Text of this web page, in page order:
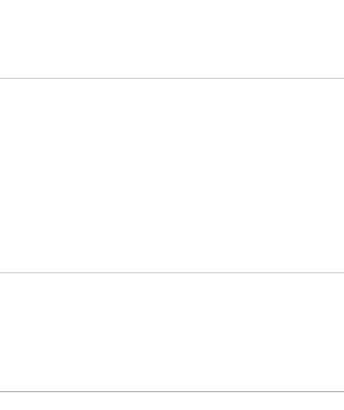
니 컴퓨터의 에뮬레이션 장치 등과 연결하여 이
라 보호됩니다. 원본에 있는 Nikon 저작권 통지
만들거나 타인에게 배포하거나 네트워크를 통한
있는 형태로 변형할 수 없습니다. 사용자는 이